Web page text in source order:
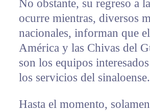
No obstante, su regreso a
ocurre mientras, diversos
nacionales, informan que
América y las Chivas del
son los equipos
los servicios del sinaloense.
Hasta el momento,